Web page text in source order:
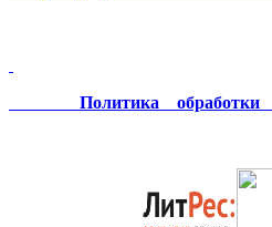
Политика обработки